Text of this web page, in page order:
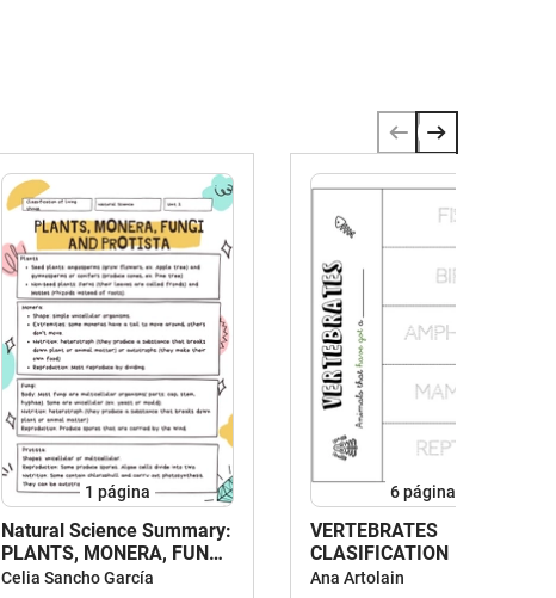
1 página
Natural Science Summary:
PLANTS, MONERA, FUNGI
AND PROTISTA
Celia Sancho García
6páginas
VERTEBRATES
CLASIFICATION
Ana Artolain